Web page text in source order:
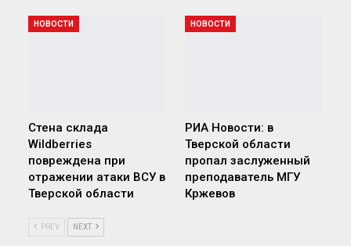
НОВОСТИ
Стена склада
Wildberries
повреждена при
отражении атаки ВСУ в
Тверской области
НОВОСТИ
РИА Новости: в
Тверской области
пропал заслуженный
преподаватель МГУ
Кржевов
PREV NEXT